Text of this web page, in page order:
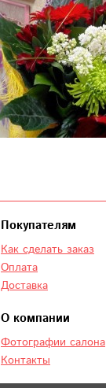
Покупателям
Как сделать заказ
Оплата
Доставка
О компании
Фотографии салона
Контакты